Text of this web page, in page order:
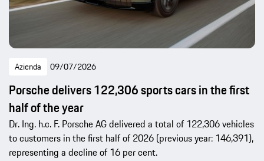
Azienda 09/07/2026
Porsche delivers 122,306 sports cars in the first
half of the year
Dr. Ing. h.c. F. Porsche AG delivered a total of 122,306 vehicles
to customers in the first half of 2026 (previous year: 146,391),
representing a decline of 16 per cent.